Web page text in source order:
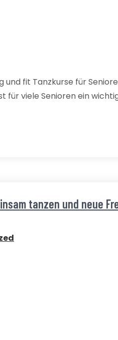
und fit Tanzkurse für
für viele Senioren ein
tanzen und neue